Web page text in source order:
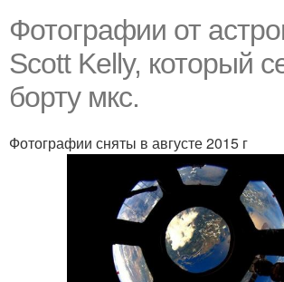
Фотографии от
Scott Kelly, который
борту мкс.
Фотографии сняты в августе 2015 г